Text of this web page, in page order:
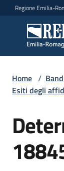
Vai al contenuto
Vai alla
Vai al footer
Regione Emilia-
Sottosezioni
Accesso
Home /
Esiti degli